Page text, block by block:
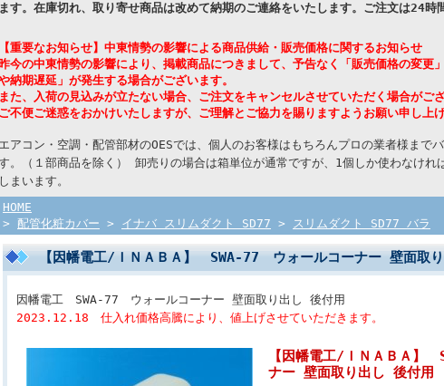
ます。在庫切れ、取り寄せ商品は改めて納期のご連絡をいたします。 ご注文は24時
【重要なお知らせ】中東情勢の影響による商品供給・販売価格に関するお知らせ
昨今の中東情勢の影響により、掲載商品につきまして、予告なく「販売価格の変更
納期遅延」が発生する場合がございます。
また、入荷の見込みが立たない場合、ご注文をキャンセルさせていただく場合がござ
ご不便ご迷惑をおかけいたしますが、ご理解とご協力を賜りますようお願い申し上げ
エアコン・空調・配管部材のOESでは、個人のお客様はもちろんプロの業者様まで
。（１部商品を除く） 卸売りの場合は箱単位が通常ですが、1個しか使わなけれ
しまいます。
HOME
> 配管化粧カバー > イナバ スリムダクト SD77 > スリムダクト SD77 バラ
【因幡電工/ＩＮＡＢＡ】 SWA-77 ウォールコーナー 壁面取
因幡電工 SWA-77 ウォールコーナー 壁面取り出し 後付用
2023.12.18 仕入れ価格高騰により、値上げさせていただきます。
【因幡電工/ＩＮＡＢＡ】
ナー 壁面取り出し 後付用